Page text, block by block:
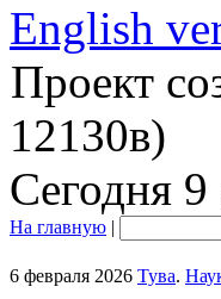
English
Проект
12130в)
Сегодня 9
На главную |
6 февраля 2026 Тува.